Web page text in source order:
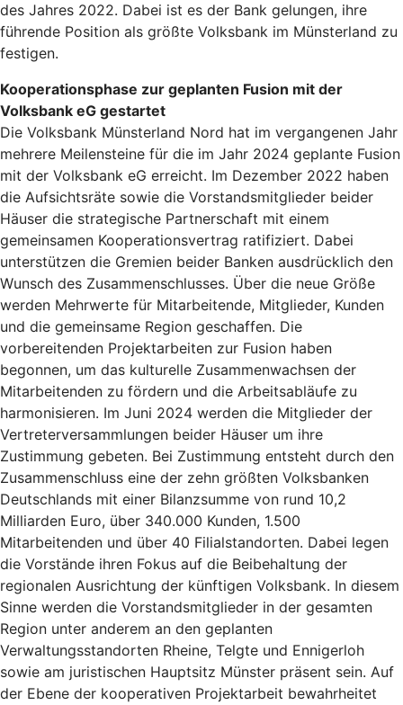
des Jahres 2022. Dabei ist es der Bank gelungen, ihre
führende Position als größte Volksbank im Münsterland zu
festigen.
Kooperationsphase zur geplanten Fusion mit der
Volksbank eG gestartet
Die Volksbank Münsterland Nord hat im vergangenen Jahr
mehrere Meilensteine für die im Jahr 2024 geplante Fusion
mit der Volksbank eG erreicht. Im Dezember 2022 haben
die Aufsichtsräte sowie die Vorstandsmitglieder beider
Häuser die strategische Partnerschaft mit einem
gemeinsamen Kooperationsvertrag ratifiziert. Dabei
unterstützen die Gremien beider Banken ausdrücklich den
Wunsch des Zusammenschlusses. Über die neue Größe
werden Mehrwerte für Mitarbeitende, Mitglieder, Kunden
und die gemeinsame Region geschaffen. Die
vorbereitenden Projektarbeiten zur Fusion haben
begonnen, um das kulturelle Zusammenwachsen der
Mitarbeitenden zu fördern und die Arbeitsabläufe zu
harmonisieren. Im Juni 2024 werden die Mitglieder der
Vertreterversammlungen beider Häuser um ihre
Zustimmung gebeten. Bei Zustimmung entsteht durch den
Zusammenschluss eine der zehn größten Volksbanken
Deutschlands mit einer Bilanzsumme von rund 10,2
Milliarden Euro, über 340.000 Kunden, 1.500
Mitarbeitenden und über 40 Filialstandorten. Dabei legen
die Vorstände ihren Fokus auf die Beibehaltung der
regionalen Ausrichtung der künftigen Volksbank. In diesem
Sinne werden die Vorstandsmitglieder in der gesamten
Region unter anderem an den geplanten
Verwaltungsstandorten Rheine, Telgte und Ennigerloh
sowie am juristischen Hauptsitz Münster präsent sein. Auf
der Ebene der kooperativen Projektarbeit bewahrheitet